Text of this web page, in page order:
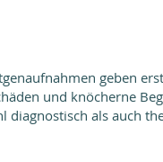
geben
und knöcherne
als auch